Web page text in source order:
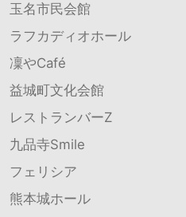
玉名市民会館
ラフカディオホール
凜やCafé
益城町文化会館
レストランバーZ
九品寺Smile
フェリシア
熊本城ホール